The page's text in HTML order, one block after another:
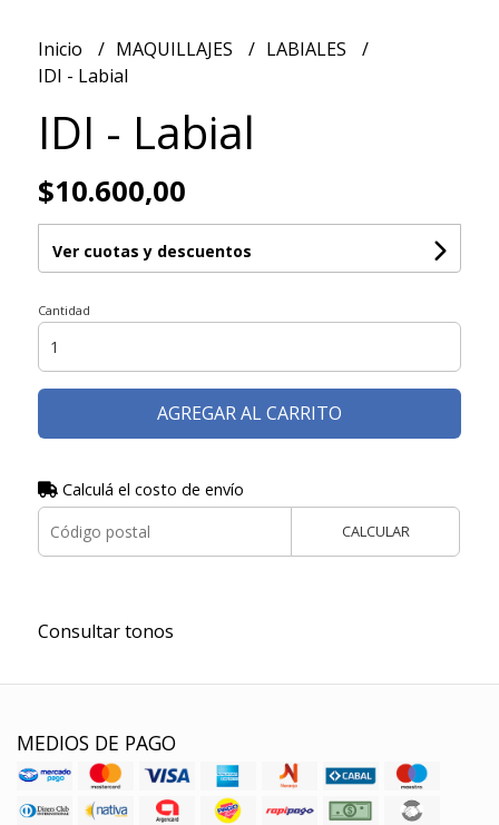
Inicio MAQUILLAJES
LABIALES
IDI - Labial
IDI - Labial
$10.600,00
Ver cuotas y descuentos
Cantidad
AGREGAR AL CARRITO
Calculá el costo de envío
CALCULAR
Consultar tonos
MEDIOS DE PAGO